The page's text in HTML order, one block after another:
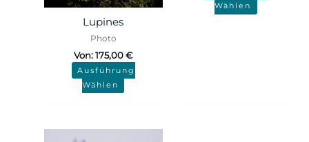
Lupines
Photo
Von:175,00€
Ausführung
Wählen
Wählen